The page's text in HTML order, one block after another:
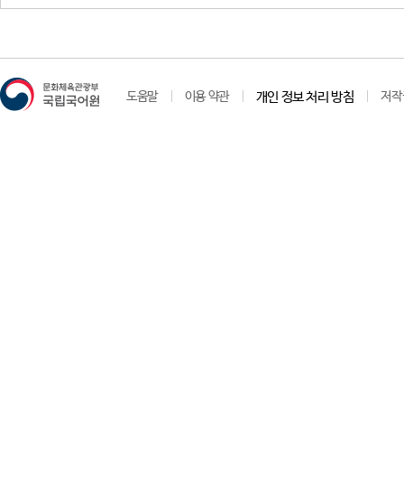
도움말 이용 약관 개인 정보 처리 방침 저